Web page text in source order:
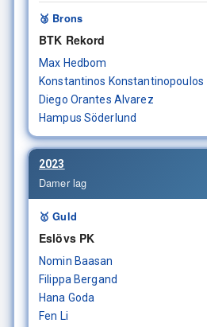
🥉 Brons
BTK Rekord
Max Hedbom
Konstantinos Konstantinopoulos
Diego Orantes Alvarez
Hampus Söderlund
2023
Damer lag
🥇 Guld
Eslövs PK
Nomin Baasan
Filippa Bergand
Hana Goda
Fen Li